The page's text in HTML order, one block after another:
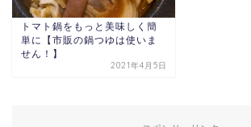
トマト鍋をもっと美味しく簡
単に【市販の鍋つゆは使いま
せん！】
2021年4月5日